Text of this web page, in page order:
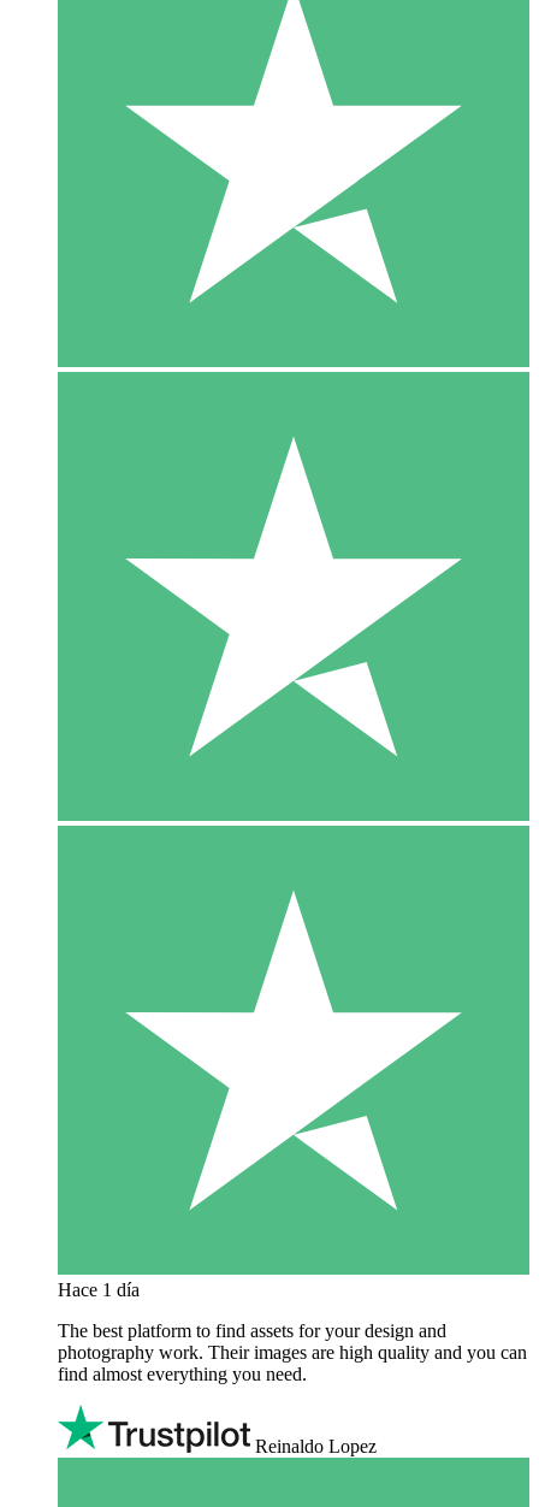
Hace 1 día
The best platform to find assets for your design and
photography work. Their images are high quality and you can
find almost everything you need.
Reinaldo Lopez